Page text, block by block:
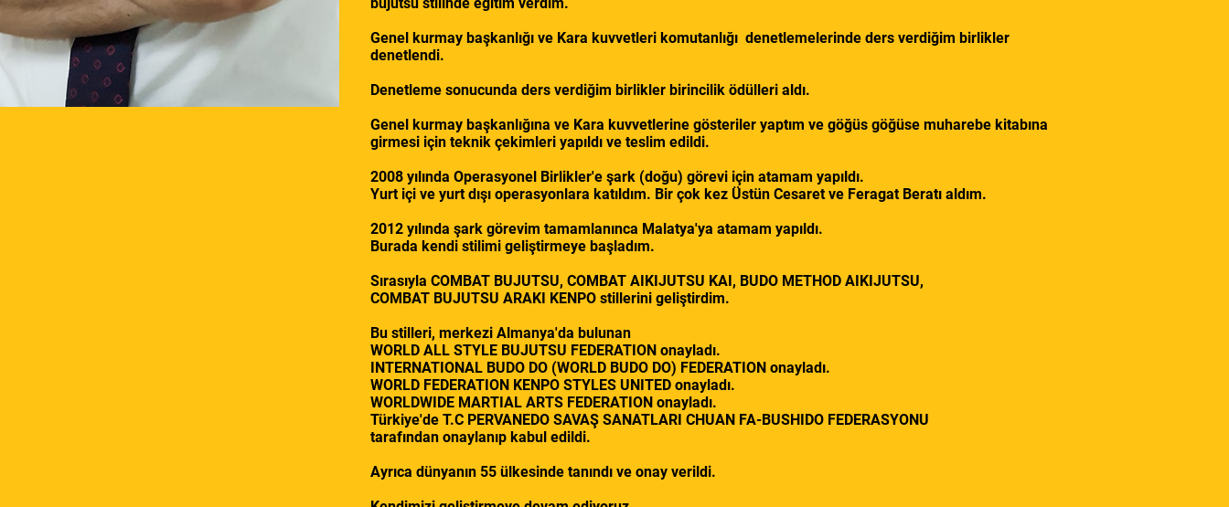
Genel kurmay başkanlığı ve Kara kuvvetleri komutanlığı denetlemelerinde ders verdiğim birlikler
denetlendi.
Denetleme sonucunda ders verdiğim birlikler birincilik ödülleri aldı.
​Genel kurmay başkanlığına ve Kara kuvvetlerine gösteriler yaptım ve göğüs göğüse muharebe kitabına
girmesi için teknik çekimleri yapıldı ve teslim edildi.
2008 yılında Operasyonel Birlikler'e şark (doğu) görevi için atamam yapıldı.
Yurt içi ve yurt dışı operasyonlara katıldım. Bir çok kez Üstün Cesaret ve Feragat Beratı aldım.
2012 yılında şark görevim tamamlanınca Malatya'ya atamam yapıldı.
Burada kendi stilimi geliştirmeye başladım.
Sırasıyla COMBAT BUJUTSU, COMBAT AIKIJUTSU KAI, BUDO METHOD AIKIJUTSU,
COMBAT BUJUTSU ARAKI KENPO stillerini geliştirdim.
Bu stilleri, merkezi Almanya'da bulunan
WORLD ALL STYLE BUJUTSU FEDERATION onayladı.
INTERNATIONAL BUDO DO (WORLD BUDO DO) FEDERATION onayladı.
WORLD FEDERATION KENPO STYLES UNITED onayladı.
WORLDWIDE MARTIAL ARTS FEDERATION onayladı.
Türkiye'de T.C PERVANEDO SAVAŞ SANATLARI CHUAN FA-BUSHIDO FEDERASYONU
tarafından onaylanıp kabul edildi.
Ayrıca dünyanın 55 ülkesinde tanındı ve onay verildi.